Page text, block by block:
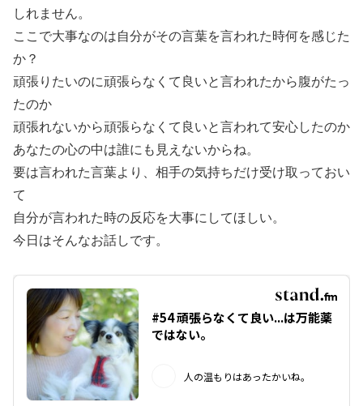
しれません。
ここで大事なのは自分がその言葉を言われた時何を感じた
か？
頑張りたいのに頑張らなくて良いと言われたから腹がたっ
たのか
頑張れないから頑張らなくて良いと言われて安心したのか
あなたの心の中は誰にも見えないからね。
要は言われた言葉より、相手の気持ちだけ受け取っておい
て
自分が言われた時の反応を大事にしてほしい。
今日はそんなお話しです。